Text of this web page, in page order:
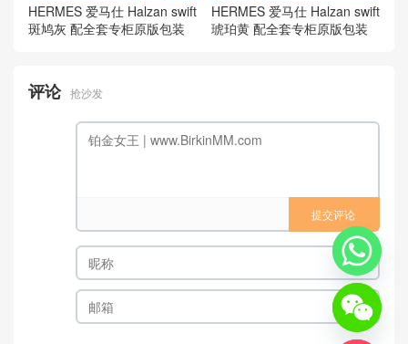
HERMES 爱马仕 Halzan swift
斑鸠灰 配全套专柜原版包装
HERMES 爱马仕 Halzan swift
琥珀黄 配全套专柜原版包装
评论 抢沙发
提交评论